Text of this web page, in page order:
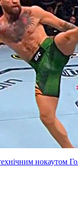
нокаутом